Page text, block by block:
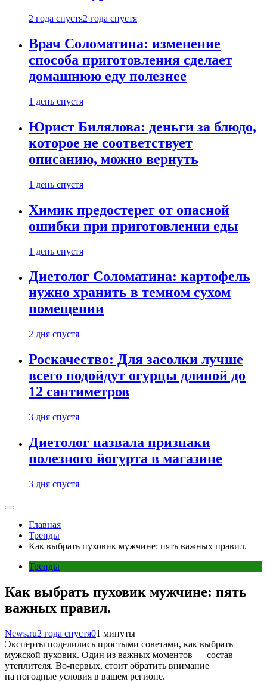
2 года спустя2 года спустя
Врач Соломатина: изменение
способа приготовления сделает
домашнюю еду полезнее
1 день спустя
Юрист Билялова: деньги за блюдо,
которое не соответствует
описанию, можно вернуть
1 день спустя
Химик предостерег от опасной
ошибки при приготовлении еды
1 день спустя
Диетолог Соломатина: картофель
нужно хранить в темном сухом
помещении
2 дня спустя
Роскачество: Для засолки лучше
всего подойдут огурцы длиной до
12 сантиметров
3 дня спустя
Диетолог назвала признаки
полезного йогурта в магазине
3 дня спустя
Главная
Тренды
Как выбрать пуховик мужчине: пять важных правил.
Тренды
Как выбрать пуховик мужчине: пять
важных правил.
News.ru2 года спустя01 минуты
Эксперты поделились простыми советами, как выбрать
мужской пуховик. Один из важных моментов — состав
утеплителя. Во-первых, стоит обратить внимание
на погодные условия в вашем регионе.